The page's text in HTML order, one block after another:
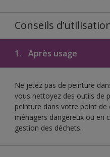
Conseils
1. Après usage
Ne jetez pas de peinture
vous nettoyez des outils de
peinture dans votre point de
ménagers dangereux ou en
gestion des déchets.